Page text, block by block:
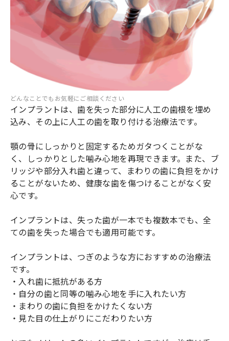
どんなことでもお気軽にご相談ください
インプラントは、歯を失った部分に人工の歯根を埋め
込み、その上に人工の歯を取り付ける治療法です。
顎の骨にしっかりと固定するためガタつくことがな
く、しっかりとした噛み心地を再現できます。また、ブ
リッジや部分入れ歯と違って、まわりの歯に負担をかけ
ることがないため、健康な歯を傷つけることがなく安
心です。
インプラントは、失った歯が一本でも複数本でも、全
ての歯を失った場合でも適用可能です。
インプラントは、つぎのような方におすすめの治療法
です。
・入れ歯に抵抗がある方
・自分の歯と同等の噛み心地を手に入れたい方
・まわりの歯に負担をかけたくない方
・見た目の仕上がりにこだわりたい方